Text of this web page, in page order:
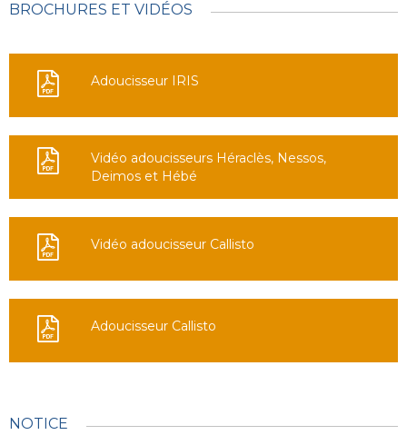
BROCHURES ET VIDÉOS
Adoucisseur IRIS
Vidéo adoucisseurs Héraclès, Nessos,
Deimos et Hébé
Vidéo adoucisseur Callisto
Adoucisseur Callisto
NOTICE